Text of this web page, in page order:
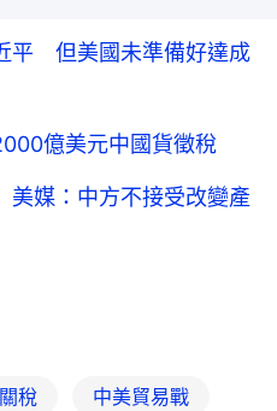
平 但美國未準備好達成
億美元中國貨徵稅
媒：中方不接受改變產
關稅 中美貿易戰